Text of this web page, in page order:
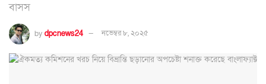
বাসস
by dpcnews24 নভেম্বর ৮, ২০২৫